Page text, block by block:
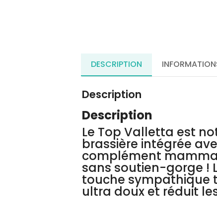
DESCRIPTION
Description
Description
Le Top Valletta est
brassière intégrée
complément
sans soutien-gorge !
touche sympathique
ultra doux et réduit